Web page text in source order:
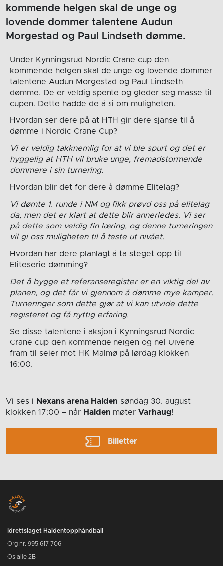
kommende helgen skal de unge og
lovende dommer talentene Audun
Morgestad og Paul Lindseth dømme.
Under Kynningsrud Nordic Crane cup den
kommende helgen skal de unge og lovende dommer
talentene Audun Morgestad og Paul Lindseth
dømme. De er veldig spente og gleder seg masse til
cupen. Dette hadde de å si om muligheten.
Hvordan ser dere på at HTH gir dere sjanse til å
dømme i Nordic Crane Cup?
Vi er veldig takknemlig for at vi ble spurt og det er
hyggelig at HTH vil bruke unge, fremadstormende
dommere i sin turnering.
Hvordan blir det for dere å dømme Elitelag?
Vi dømte 1. runde i NM og fikk prøvd oss på elitelag
da, men det er klart at dette blir annerledes. Vi ser
på dette som veldig fin læring, og denne turneringen
vil gi oss muligheten til å teste ut nivået.
Hvordan har dere planlagt å ta steget opp til
Eliteserie dømming?
Det å bygge et referanseregister er en viktig del av
planen, og det får vi gjennom å dømme mye kamper.
Turneringer som dette gjør at vi kan utvide dette
registeret og få nyttig erfaring.
Se disse talentene i aksjon i Kynningsrud Nordic
Crane cup den kommende helgen og hei Ulvene
fram til seier mot HK Malmø på lørdag klokken
16:00.
Vi ses i Nexans arena Halden søndag 30. august
klokken 17:00 – når Halden møter Varhaug!
Billetter
Idrettslaget Haldentopphåndball
Org nr: 995 617 706
Os alle 2B